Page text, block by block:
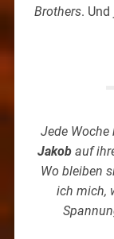
Brothers. Und
Jede
Jakob auf
Wo bleiben
ich mich,